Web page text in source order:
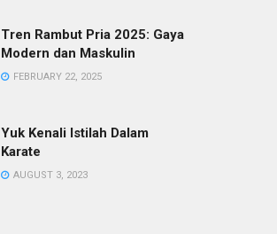
Tren Rambut Pria 2025: Gaya
Modern dan Maskulin
FEBRUARY 22, 2025
Yuk Kenali Istilah Dalam
Karate
AUGUST 3, 2023